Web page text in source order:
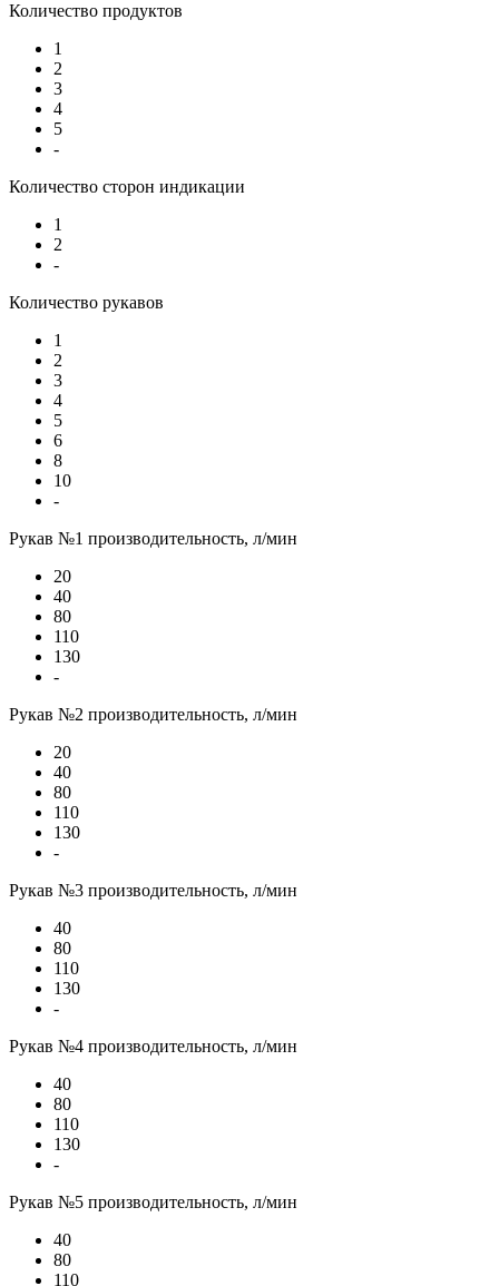
Количество продуктов
1
2
3
4
5
-
Количество сторон индикации
1
2
-
Количество рукавов
1
2
3
4
5
6
8
10
-
Рукав №1 производительность, л/мин
20
40
80
110
130
-
Рукав №2 производительность, л/мин
20
40
80
110
130
-
Рукав №3 производительность, л/мин
40
80
110
130
-
Рукав №4 производительность, л/мин
40
80
110
130
-
Рукав №5 производительность, л/мин
40
80
110